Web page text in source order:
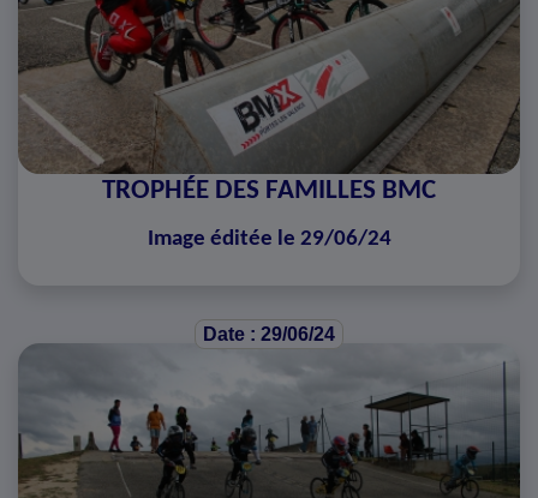
TROPHÉE DES FAMILLES BMC
Image éditée le 29/06/24
Date : 29/06/24